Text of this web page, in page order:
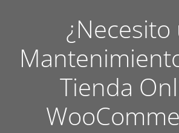
¿Necesito
Tienda